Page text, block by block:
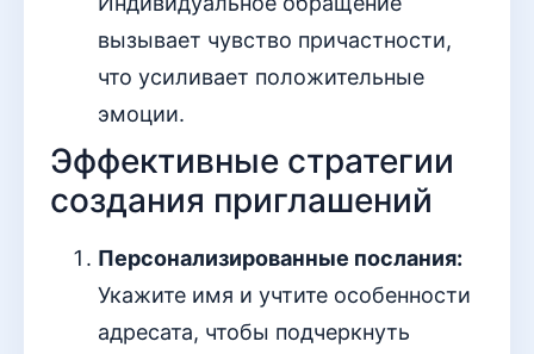
вызывает чувство причастности,
что усиливает положительные
эмоции.
Эффективные стратегии
создания приглашений
Персонализированные послания:
Укажите имя и учтите особенности
адресата, чтобы подчеркнуть